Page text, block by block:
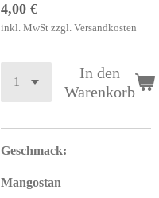
4,00 €
inkl. MwSt zzgl. Versandkosten
In den
Warenkorb
Geschmack:
Mangostan